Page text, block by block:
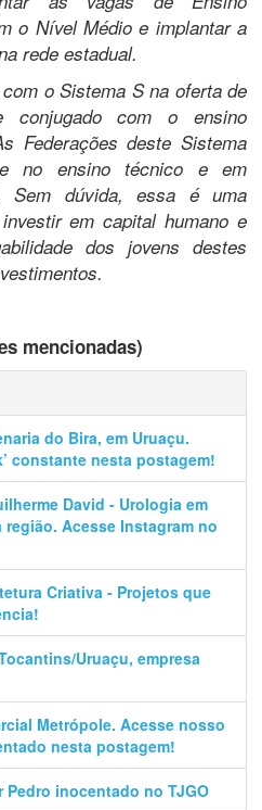
o Nível Médio e implantar a
rede estadual.
o Sistema S na oferta de
conjugado com o ensino
Federações deste Sistema
no ensino técnico e em
Sem dúvida, essa é uma
em capital humano e
dos jovens destes
mencionadas)
do Bira, em Uruaçu.
constante nesta postagem!
David - Urologia em
Acesse Instagram no
Criativa - Projetos que
Uruaçu, empresa
Metrópole. Acesse nosso
nesta postagem!
Pedro inocentado no TJGO